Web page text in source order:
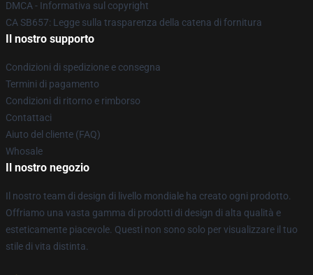
DMCA - Informativa sul copyright
CA SB657: Legge sulla trasparenza della catena di fornitura
Il nostro supporto
Condizioni di spedizione e consegna
Termini di pagamento
Condizioni di ritorno e rimborso
Contattaci
Aiuto del cliente (FAQ)
Whosale
Il nostro negozio
Il nostro team di design di livello mondiale ha creato ogni prodotto.
Offriamo una vasta gamma di prodotti di design di alta qualità e
esteticamente piacevole. Questi non sono solo per visualizzare il tuo
stile di vita distinta.